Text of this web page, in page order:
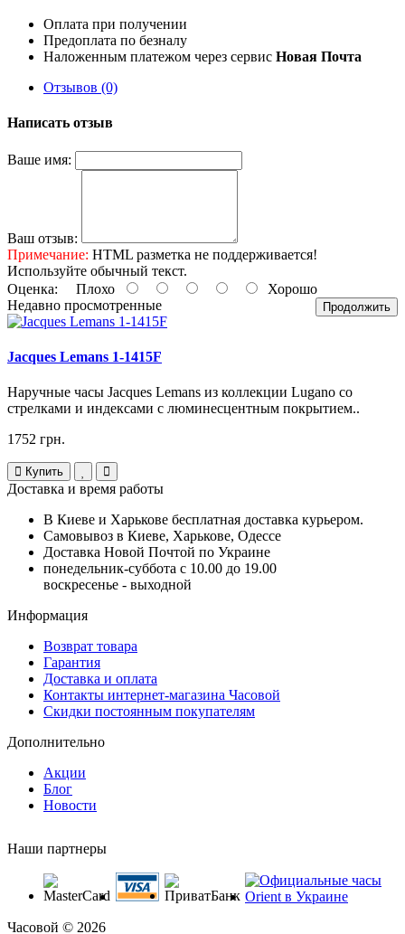
Оплата при получении
Предоплата по безналу
Наложенным платежом через сервис Новая Почта
Отзывов (0)
Написать отзыв
Ваше имя:
Ваш отзыв:
Примечание: HTML разметка не поддерживается!
Используйте обычный текст.
Оценка: Плохо Хорошо
Продолжить
Недавно просмотренные
Jacques Lemans 1-1415F
Наручные часы Jacques Lemans из коллекции Lugano со
стрелками и индексами с люминесцентным покрытием..
1752 грн.
Купить
Доставка и время работы
В Киеве и Харькове бесплатная доставка курьером.
Самовывоз в Киеве, Харькове, Одессе
Доставка Новой Почтой по Украине
понедельник-суббота с 10.00 до 19.00
воскресенье - выходной
Информация
Возврат товара
Гарантия
Доставка и оплата
Контакты интернет-магазина Часовой
Скидки постоянным покупателям
Дополнительно
Акции
Блог
Новости
Наши партнеры
Часовой © 2026